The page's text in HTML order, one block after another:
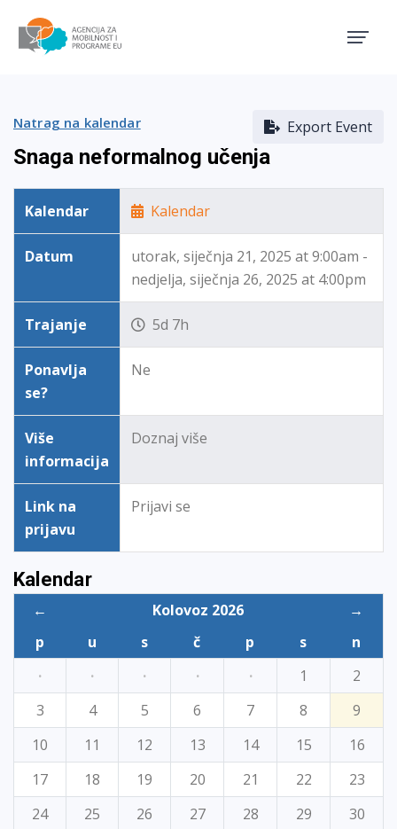
Export Event
Natrag na kalendar
Snaga neformalnog učenja
Kalendar Kalendar
Datum
utorak, siječnja 21, 2025 at 9:00am -
nedjelja, siječnja 26, 2025 at 4:00pm
Trajanje 5d 7h
Ponavlja
se?
Ne
Više
informacija
Doznaj više
Link na
prijavu
Prijavi se
Kalendar
← Kolovoz 2026
→
p
u s č p s
n
·
· · · · 1
2
3
4 5 6 7 8
9
10
11 12 13 14 15
16
17
18 19 20 21 22
23
24
25 26 27 28 29
30